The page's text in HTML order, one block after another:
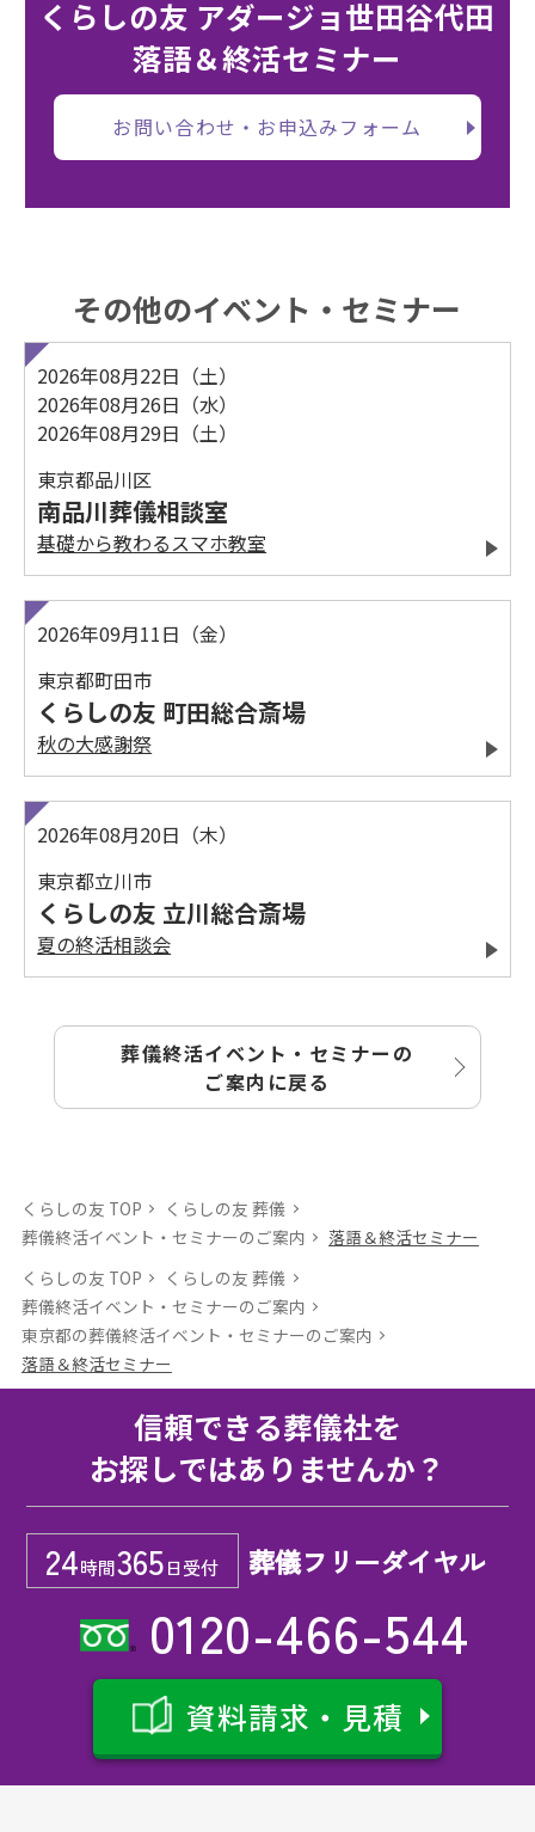
くらしの友 アダージョ世田谷代田
落語＆終活セミナー
お問い合わせ・お申込みフォーム
その他のイベント・セミナー
2026年08月22日（土）
2026年08月26日（水）
2026年08月29日（土）
東京都品川区
南品川葬儀相談室
基礎から教わるスマホ教室
2026年09月11日（金）
東京都町田市
くらしの友 町田総合斎場
秋の大感謝祭
2026年08月20日（木）
東京都立川市
くらしの友 立川総合斎場
夏の終活相談会
葬儀終活イベント・セミナーの
ご案内に戻る
くらしの友 TOP
くらしの友 葬儀
葬儀終活イベント・セミナーのご案内
落語＆終活セミナー
くらしの友 TOP
くらしの友 葬儀
葬儀終活イベント・セミナーのご案内
東京都の葬儀終活イベント・セミナーのご案内
落語＆終活セミナー
信頼できる葬儀社を
お探しではありませんか？
24時間365日受付 葬儀フリーダイヤル
0120-466-544
資料請求・見積